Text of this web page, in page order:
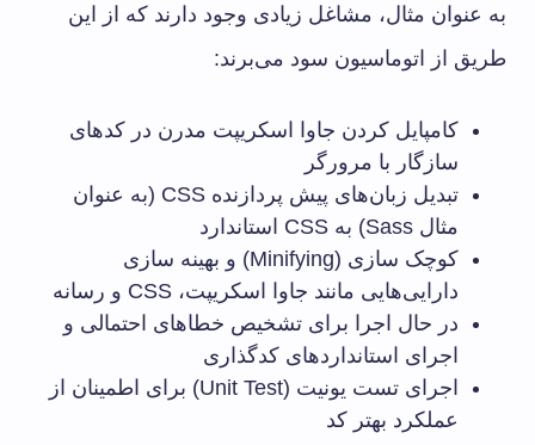
به عنوان مثال، مشاغل زیادی وجود دارند که از این
طریق از اتوماسیون سود می‌برند:
کامپایل کردن جاوا اسکریپت مدرن در کدهای
سازگار با مرورگر
تبدیل زبان‌های پیش پردازنده CSS (به عنوان
مثال Sass) به CSS استاندارد
کوچک سازی (Minifying) و بهینه سازی
دارایی‌هایی مانند جاوا اسکریپت، CSS و رسانه
در حال اجرا برای تشخیص خطاهای احتمالی و
اجرای استانداردهای کدگذاری
اجرای تست یونیت (Unit Test) برای اطمینان از
عملکرد بهتر کد